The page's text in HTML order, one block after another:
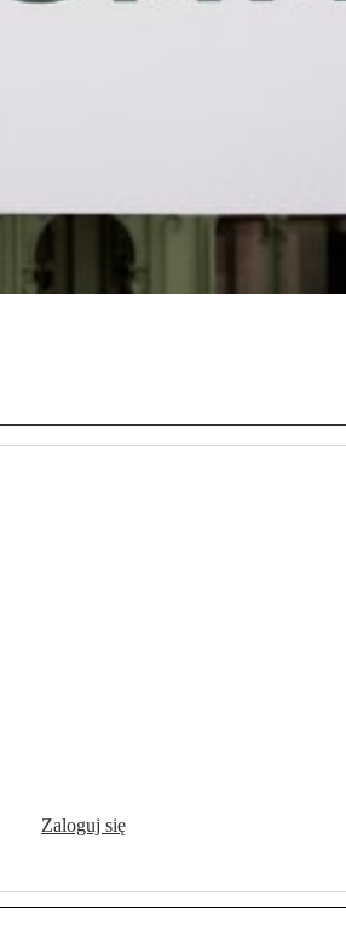
Zaloguj się